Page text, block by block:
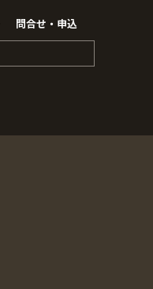
問合せ・申込